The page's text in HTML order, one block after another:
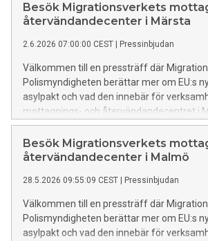
Besök Migrationsverkets
återvändandecenter i Märsta
2.6.2026 07:00:00 CEST Pressinbjudan
Välkommen till en pressträff där
Polismyndigheten berättar mer om EU:s
asylpakt och vad den innebär för
mottagnings- och återvändandecentret i
Besök Migrationsverkets
återvändandecenter i Malmö
28.5.2026 09:55:09 CEST Pressinbjudan
Välkommen till en pressträff där
Polismyndigheten berättar mer om EU:s
asylpakt och vad den innebär för